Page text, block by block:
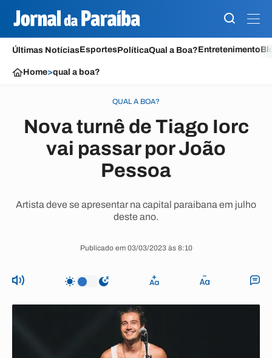
Últimas NotíciasEsportesPolíticaQual a Boa?Entretenimento
Home>qual a boa?
QUAL A BOA?
Nova turnê de Tiago Iorc
vai passar por João
Pessoa
Artista deve se apresentar na capital paraibana em julho
deste ano.
Publicado em 03/03/2023 às 8:10